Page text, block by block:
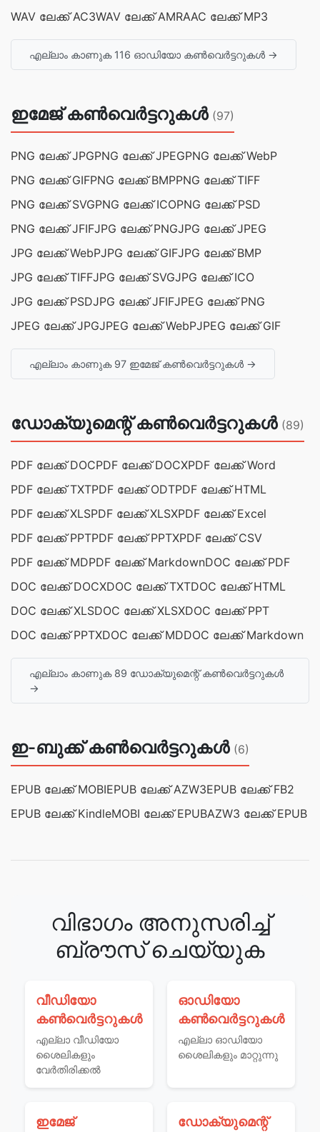
WAV ലേക്ക് AC3WAV ലേക്ക് AMRAAC ലേക്ക് MP3
എല്ലാം കാണുക 116 ഓഡിയോ കൺവെർട്ടറുകൾ →
ഇമേജ് കൺവെർട്ടറുകൾ (97)
PNG ലേക്ക് JPGPNG ലേക്ക് JPEGPNG ലേക്ക് WebP
PNG ലേക്ക് GIFPNG ലേക്ക് BMPPNG ലേക്ക് TIFF
PNG ലേക്ക് SVGPNG ലേക്ക് ICOPNG ലേക്ക് PSD
PNG ലേക്ക് JFIFJPG ലേക്ക് PNGJPG ലേക്ക് JPEG
JPG ലേക്ക് WebPJPG ലേക്ക് GIFJPG ലേക്ക് BMP
JPG ലേക്ക് TIFFJPG ലേക്ക് SVGJPG ലേക്ക് ICO
JPG ലേക്ക് PSDJPG ലേക്ക് JFIFJPEG ലേക്ക് PNG
JPEG ലേക്ക് JPGJPEG ലേക്ക് WebPJPEG ലേക്ക് GIF
എല്ലാം കാണുക 97 ഇമേജ് കൺവെർട്ടറുകൾ →
ഡോക്യുമെന്റ് കൺവെർട്ടറുകൾ (89)
PDF ലേക്ക് DOCPDF ലേക്ക് DOCXPDF ലേക്ക് Word
PDF ലേക്ക് TXTPDF ലേക്ക് ODTPDF ലേക്ക് HTML
PDF ലേക്ക് XLSPDF ലേക്ക് XLSXPDF ലേക്ക് Excel
PDF ലേക്ക് PPTPDF ലേക്ക് PPTXPDF ലേക്ക് CSV
PDF ലേക്ക് MDPDF ലേക്ക് MarkdownDOC ലേക്ക് PDF
DOC ലേക്ക് DOCXDOC ലേക്ക് TXTDOC ലേക്ക് HTML
DOC ലേക്ക് XLSDOC ലേക്ക് XLSXDOC ലേക്ക് PPT
DOC ലേക്ക് PPTXDOC ലേക്ക് MDDOC ലേക്ക് Markdown
എല്ലാം കാണുക 89 ഡോക്യുമെന്റ് കൺവെർട്ടറുകൾ
→
ഇ-ബുക്ക് കൺവെർട്ടറുകൾ (6)
EPUB ലേക്ക് MOBIEPUB ലേക്ക് AZW3EPUB ലേക്ക് FB2
EPUB ലേക്ക് KindleMOBI ലേക്ക് EPUBAZW3 ലേക്ക് EPUB
വിഭാഗം അനുസരിച്ച്
ബ്രൗസ് ചെയ്യുക
വീഡിയോ
കൺവെർട്ടറുകൾ
എല്ലാ വീഡിയോ
ശൈലികളും
വേര്‍തിരിക്കല്‍
ഓഡിയോ
കൺവെർട്ടറുകൾ
എല്ലാ ഓഡിയോ
ശൈലികളും മാറ്റുന്നു
ഇമേജ്
ഡോക്യുമെന്റ്